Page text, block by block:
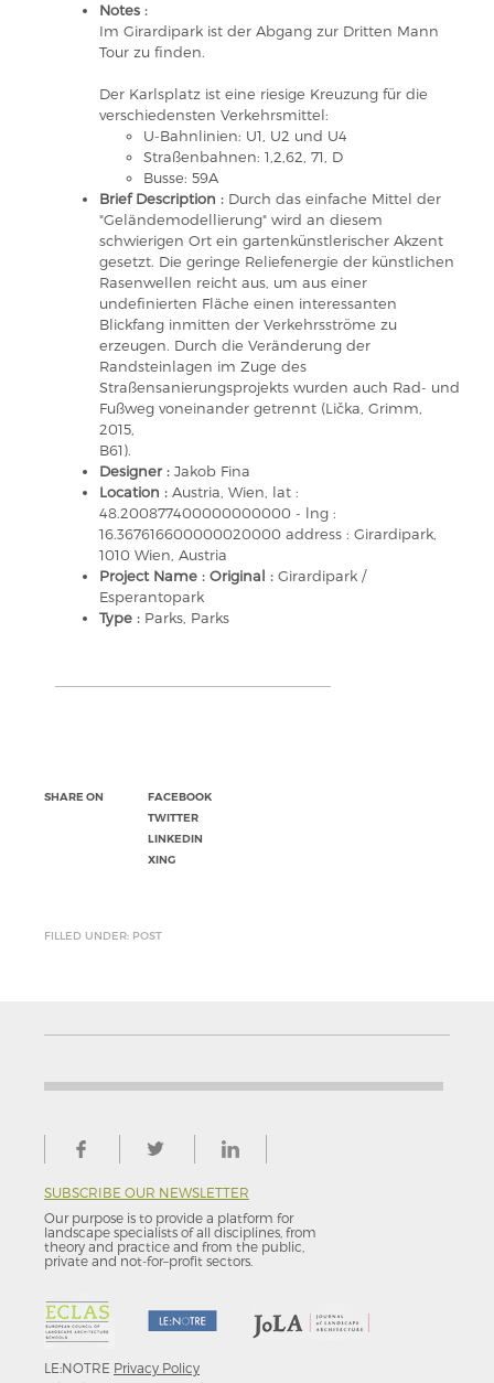
Notes :
Im Girardipark ist der Abgang zur Dritten Mann
Tour zu finden.
Der Karlsplatz ist eine riesige Kreuzung für die
verschiedensten Verkehrsmittel:
U-Bahnlinien: U1, U2 und U4
Straßenbahnen: 1,2,62, 71, D
Busse: 59A
Brief Description : Durch das einfache Mittel der
"Geländemodellierung" wird an diesem
schwierigen Ort ein gartenkünstlerischer Akzent
gesetzt. Die geringe Reliefenergie der künstlichen
Rasenwellen reicht aus, um aus einer
undefinierten Fläche einen interessanten
Blickfang inmitten der Verkehrsströme zu
erzeugen. Durch die Veränderung der
Randsteinlagen im Zuge des
Straßensanierungsprojekts wurden auch Rad- und
Fußweg voneinander getrennt (Lička, Grimm,
2015,
B61).
Designer : Jakob Fina
Location : Austria, Wien, lat :
48.200877400000000000 - lng :
16.367616600000020000 address : Girardipark,
1010 Wien, Austria
Project Name : Original : Girardipark /
Esperantopark
Type : Parks, Parks
SHARE ON
FACEBOOK
TWITTER
LINKEDIN
XING
FILLED UNDER: POST
SUBSCRIBE OUR NEWSLETTER
Our purpose is to provide a platform for
landscape specialists of all disciplines, from
theory and practice and from the public,
private and not-for–profit sectors.
LE:NOTRE Privacy Policy